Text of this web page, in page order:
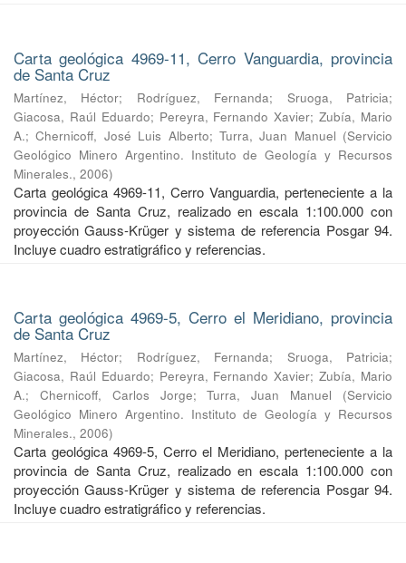
Carta geológica 4969-11, Cerro Vanguardia, provincia
de Santa Cruz
Martínez, Héctor; Rodríguez, Fernanda; Sruoga, Patricia;
Giacosa, Raúl Eduardo; Pereyra, Fernando Xavier;Zubía, Mario
A.;Chernicoff, José Luis Alberto; Turra, Juan Manuel (Servicio
Geológico Minero Argentino. Instituto de Geología y Recursos
Minerales., 2006)
Carta geológica 4969-11, Cerro Vanguardia, perteneciente a la
provincia de Santa Cruz, realizado en escala 1:100.000 con
proyección Gauss-Krüger y sistema de referencia Posgar 94.
Incluye cuadro estratigráfico y referencias.
Carta geológica 4969-5, Cerro el Meridiano, provincia
de Santa Cruz
Martínez, Héctor; Rodríguez, Fernanda; Sruoga, Patricia;
Giacosa, Raúl Eduardo; Pereyra, Fernando Xavier;Zubía, Mario
A.; Chernicoff, Carlos Jorge;Turra, Juan Manuel (Servicio
Geológico Minero Argentino. Instituto de Geología y Recursos
Minerales., 2006)
Carta geológica 4969-5, Cerro el Meridiano, perteneciente a la
provincia de Santa Cruz, realizado en escala 1:100.000 con
proyección Gauss-Krüger y sistema de referencia Posgar 94.
Incluye cuadro estratigráfico y referencias.